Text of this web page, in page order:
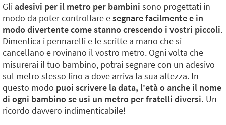
Gliadesivi per il metro per bambini sono progettati in
modo da poter controllare esegnare facilmente e in
modo divertente come stanno crescendo i vostri piccoli.
Dimentica i pennarelli e le scritte a mano che si
cancellano e rovinano il vostro metro. Ogni volta che
misurerai il tuo bambino, potrai segnare con un adesivo
sul metro stesso fino a dove arriva la sua altezza. In
questo modo puoi scrivere la data, l'età o anche il nome
di ogni bambino se usi un metro per fratelli diversi. Un
ricordo davvero indimenticabile!